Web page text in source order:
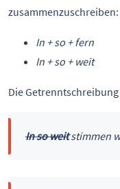
zusammenzuschreiben:
In + so + fern
In + so + weit
Die
In so weitstimmen